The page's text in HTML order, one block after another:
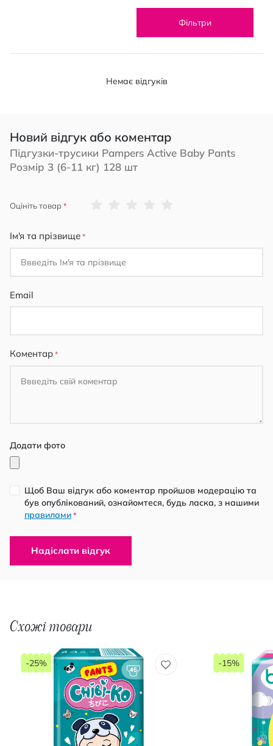
Фільтри
Немає відгуків
Новий відгук або коментар
Підгузки-трусики Pampers Active Baby Pants
Розмір 3 (6-11 кг) 128 шт
Оцініть товар
Ім'я та прізвище
Email
Коментар
Додати фото
Щоб Ваш відгук або коментар пройшов модерацію та
був опублікований, ознайомтеся, будь ласка, з нашими
правилами *
Надіслати відгук
Схожі товари
-25% -15%